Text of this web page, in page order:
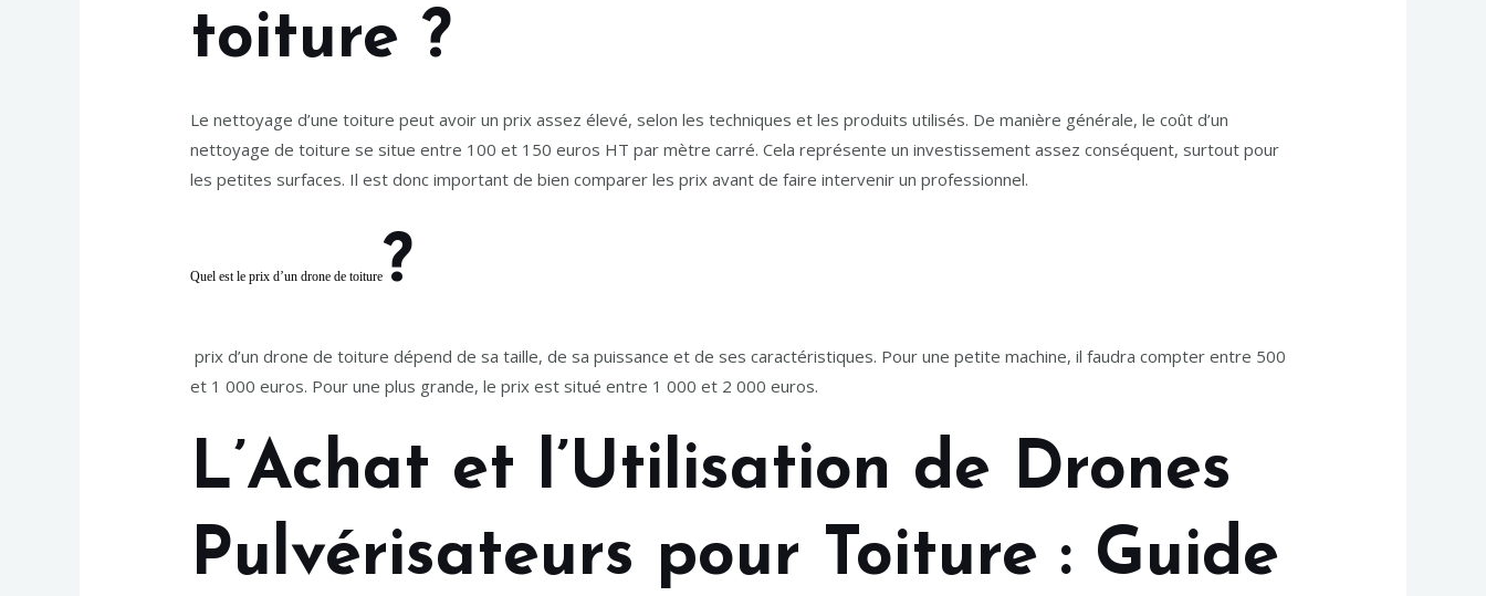
toiture ?
Le nettoyage d’une toiture peut avoir un prix assez élevé, selon les techniques et les produits utilisés. De manière générale, le coût d’un
nettoyage de toiture se situe entre 100 et 150 euros HT par mètre carré. Cela représente un investissement assez conséquent, surtout pour
les petites surfaces. Il est donc important de bien comparer les prix avant de faire intervenir un professionnel.
Quel est le prix d’un drone de toiture?
prix d’un drone de toiture dépend de sa taille, de sa puissance et de ses caractéristiques. Pour une petite machine, il faudra compter entre 500
et 1 000 euros. Pour une plus grande, le prix est situé entre 1 000 et 2 000 euros.
L’Achat et l’Utilisation de Drones
Pulvérisateurs pour Toiture : Guide